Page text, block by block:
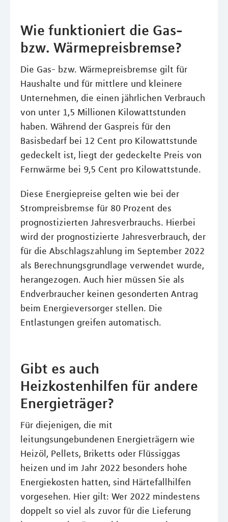
Wie funktioniert die Gas-
bzw. Wärmepreisbremse?
Die Gas- bzw. Wärmepreisbremse gilt für
Haushalte und für mittlere und kleinere
Unternehmen, die einen jährlichen Verbrauch
von unter 1,5 Millionen Kilowattstunden
haben. Während der Gaspreis für den
Basisbedarf bei 12 Cent pro Kilowattstunde
gedeckelt ist, liegt der gedeckelte Preis von
Fernwärme bei 9,5 Cent pro Kilowattstunde.
Diese Energiepreise gelten wie bei der
Strompreisbremse für 80 Prozent des
prognostizierten Jahresverbrauchs. Hierbei
wird der prognostizierte Jahresverbrauch, der
für die Abschlagszahlung im September 2022
als Berechnungsgrundlage verwendet wurde,
herangezogen. Auch hier müssen Sie als
Endverbraucher keinen gesonderten Antrag
beim Energieversorger stellen. Die
Entlastungen greifen automatisch.
Gibt es auch
Heizkostenhilfen für andere
Energieträger?
Für diejenigen, die mit
leitungsungebundenen Energieträgern wie
Heizöl, Pellets, Briketts oder Flüssiggas
heizen und im Jahr 2022 besonders hohe
Energiekosten hatten, sind Härtefallhilfen
vorgesehen. Hier gilt: Wer 2022 mindestens
doppelt so viel als zuvor für die Lieferung